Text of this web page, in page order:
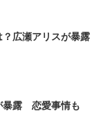
広瀬アリスが暴露
暴露 恋愛事情も